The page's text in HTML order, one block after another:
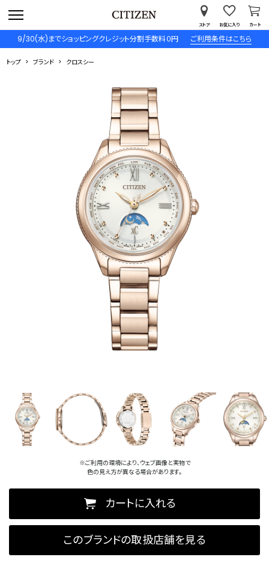
9/30(水)までショッピングクレジット分割手数料０円 ご利用条件はこちら
ストア お気に入り カート
トップ ブランド クロスシー
※ご利用の環境により、ウェブ画像と実物で
色の見え方が異なる場合があります。
カートに入れる
このブランドの取扱店舗を見る